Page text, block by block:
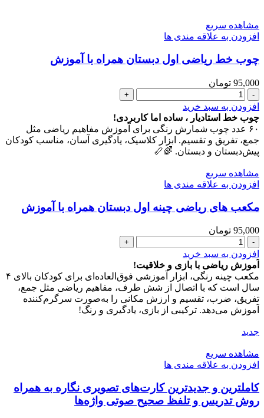
مشاهده سریع
افزودن به علاقه مندی ها
چوب خط ریاضی اول دبستان همراه با آموزش
95,000 تومان
چوب
خط
ریاضی
اول
دبستان
همراه
آموزش
عدد
افزودن به سبد خرید
چوب خط استادیار ، ساده اما کاربردی!
۶۰ عدد چوب شمارش رنگی برای آموزش مفاهیم ریاضی مثل
جمع، تفریق و تقسیم. ابزار کلاسیک، یادگیری آسان، مناسب کودکان
پیش‌دبستان و دبستان. 🌈📏
مشاهده سریع
افزودن به علاقه مندی ها
مکعب های ریاضی چینه اول دبستان همراه با آموزش
95,000 تومان
مکعب
های
ریاضی
چینه
اول
دبستان
همراه
آموزش
افزودن به سبد خرید
آموزش ریاضی با بازی و خلاقیت!
مکعب چینه رنگی، ابزار آموزشی فوق‌العاده‌ای برای کودکان بالای ۴
سال است که با اتصال از شش طرف، مفاهیم ریاضی مثل جمع،
تفریق، ضرب، تقسیم و ارزش مکانی را به‌صورت سرگرم‌کننده
آموزش می‌دهد. ترکیبی از بازی، یادگیری و رنگ!
جدید
مشاهده سریع
افزودن به علاقه مندی ها
کاملترین و جدیدترین کارت‌های تصویری نگاره به همراه
روش تدریس و تلفظ صحیح صوتی واژه‌ها